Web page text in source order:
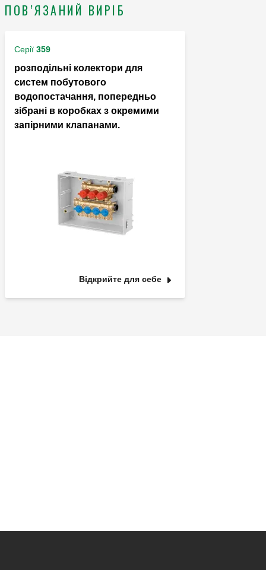
ПОВ’ЯЗАНИЙ ВИРІБ
Серії 359
розподільні колектори для
систем побутового
водопостачання, попередньо
зібрані в коробках з окремими
запірними клапанами.
Відкрийте для себе